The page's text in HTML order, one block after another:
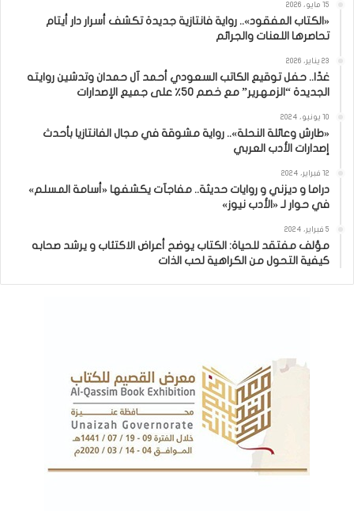
15 مايو، 2026
«الكتاب المفقود».. رواية فانتازية جديدة تكشف أسرار دار أيتام
تحاصرها اللعنات والجرائم
23 يناير، 2026
غدًا.. حفل توقيع الكاتب السعودي أحمد آل حمدان وتدشين روايته
الجديدة “الزمهرير” مع خصم 50٪ على جميع الإصدارات
10 يونيو، 2024
«طارش وعائلة النحلة».. رواية مشوقة في مجال الفانتازيا بأحدث
إصدارات الأدب العربي
12 فبراير، 2024
دراما و ديزني و روايات حديثة.. مفاجآت يكشفها «أسامة المسلم»
في حوار لـ «الأدب نيوز»
5 فبراير، 2024
مؤلف مفتقد للحياة: الكتاب يوضح أعراض الاكتئاب و يرشد صحابه
كيفية التحول من الكراهية لحب الذات